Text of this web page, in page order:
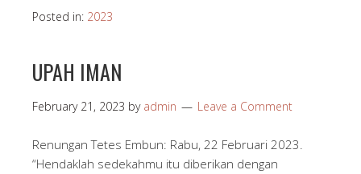
Posted in: 2023
UPAH IMAN
February 21, 2023 by admin Leave a Comment
Renungan Tetes Embun: Rabu, 22 Februari 2023.
“Hendaklah sedekahmu itu diberikan dengan